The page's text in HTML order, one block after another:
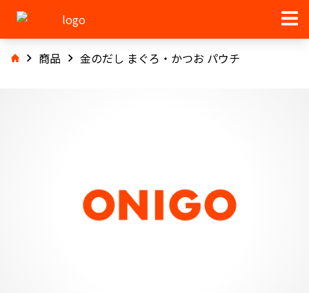
商品 金のだし まぐろ・かつお パウチ